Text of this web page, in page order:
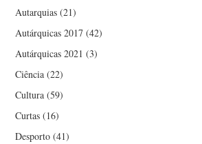
Autarquias (21)
Autárquicas 2017 (42)
Autárquicas 2021 (3)
Ciência (22)
Cultura (59)
Curtas (16)
Desporto (41)